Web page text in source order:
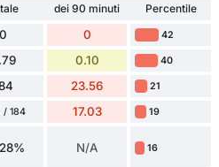
dei 90 minuti
Percentile
0 0 42
0.10 40
23.56 21
/ 184 17.03 19
N/A 16